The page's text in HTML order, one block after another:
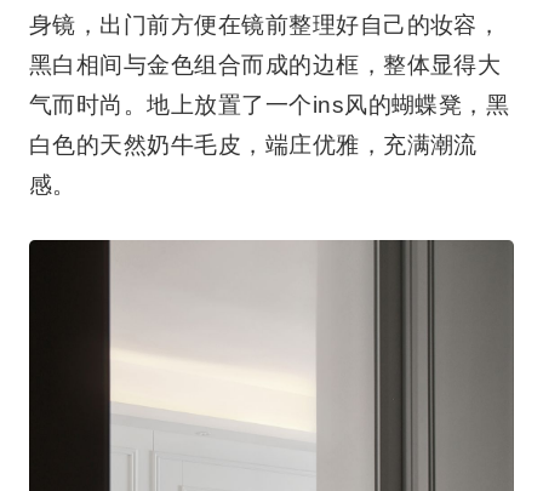
身镜，出门前方便在镜前整理好自己的妆容，
黑白相间与金色组合而成的边框，整体显得大
气而时尚。地上放置了一个ins风的蝴蝶凳，黑
白色的天然奶牛毛皮，端庄优雅，充满潮流
感。